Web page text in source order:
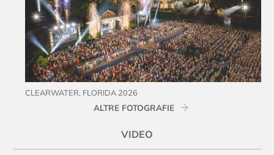
CLEARWATER, FLORIDA 2026
ALTRE FOTOGRAFIE
VIDEO